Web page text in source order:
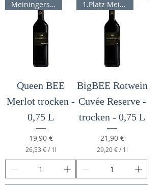
1
L
e
r
r
o
1
i
t
r
MeiningersRotweinpreis 23 89 P
Queen BEE
Merlot trocken -
0,75 L
Preis
19,90 €
26,53 € / 1l
6
,
1.Platz Meininger Rotweinpreis
BigBEE Rotwein
Cuvée Reserve -
trocken - 0,75 L
Preis
21,90 €
29,20 € / 1l
9
,